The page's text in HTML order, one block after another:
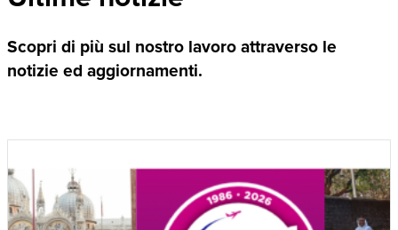
Scopri di più sul nostro lavoro attraverso le
notizie ed aggiornamenti.